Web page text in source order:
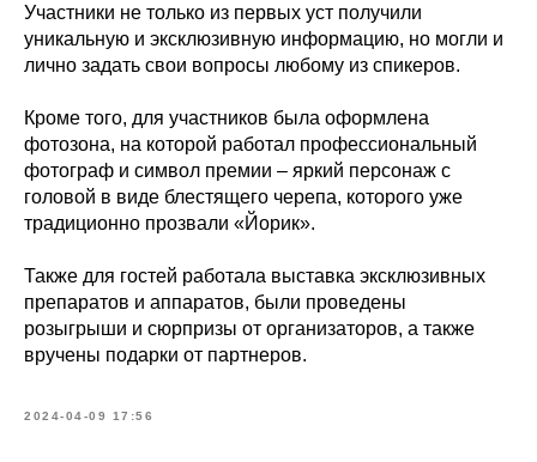
Участники не только из первых уст получили
уникальную и эксклюзивную информацию, но могли и
лично задать свои вопросы любому из спикеров.
Кроме того, для участников была оформлена
фотозона, на которой работал профессиональный
фотограф и символ премии – яркий персонаж с
головой в виде блестящего черепа, которого уже
традиционно прозвали «Йорик».
Также для гостей работала выставка эксклюзивных
препаратов и аппаратов, были проведены
розыгрыши и сюрпризы от организаторов, а также
вручены подарки от партнеров.
2024-04-09 17:56